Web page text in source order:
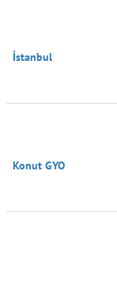
İstanbul
Konut GYO